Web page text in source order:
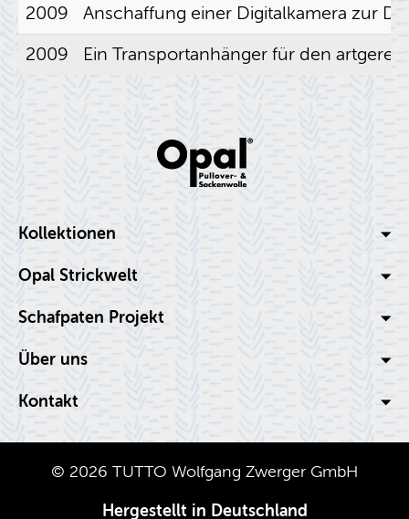
2009
An­schaf­fung einer Di­gi­tal­ka­me­ra zur
2009
Ein Trans­port­an­hän­ger für den
Kol­lek­tio­nen
Opal Strick­welt
Schaf­pa­ten Pro­jekt
Über uns
Kon­takt
© 2026 TUTTO Wolf­gang Zwer­ger GmbH
Her­ge­stellt in Deutsch­land